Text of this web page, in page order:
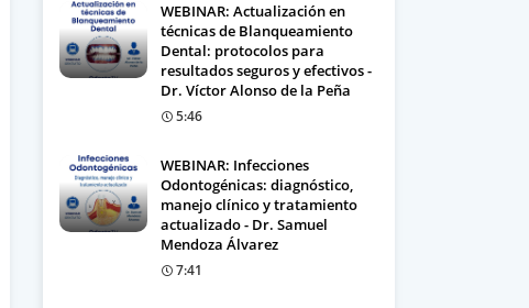
WEBINAR: Actualización en
técnicas de Blanqueamiento
Dental: protocolos para
resultados seguros y efectivos -
Dr. Víctor Alonso de la Peña
5:46
WEBINAR: Infecciones
Odontogénicas: diagnóstico,
manejo clínico y tratamiento
actualizado - Dr. Samuel
Mendoza Álvarez
7:41